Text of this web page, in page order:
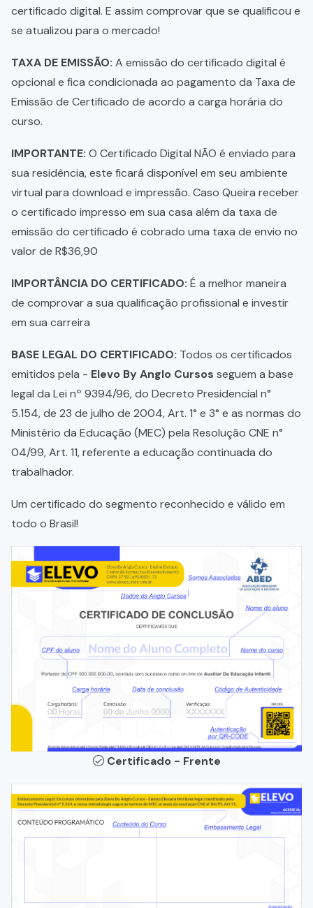
certificado digital. E assim comprovar que se qualificou e
se atualizou para o mercado!
TAXA DE EMISSÃO: A emissão do certificado digital é
opcional e fica condicionada ao pagamento da Taxa de
Emissão de Certificado de acordo a carga horária do
curso.
IMPORTANTE: O Certificado Digital NÃO é enviado para
sua residência, este ficará disponível em seu ambiente
virtual para download e impressão. Caso Queira receber
o certificado impresso em sua casa além da taxa de
emissão do certificado é cobrado uma taxa de envio no
valor de R$36,90
IMPORTÂNCIA DO CERTIFICADO: É a melhor maneira
de comprovar a sua qualificação profissional e investir
em sua carreira
BASE LEGAL DO CERTIFICADO: Todos os certificados
emitidos pela - Elevo By Anglo Cursos seguem a base
legal da Lei nº 9394/96, do Decreto Presidencial n°
5.154, de 23 de julho de 2004, Art. 1° e 3° e as normas do
Ministério da Educação (MEC) pela Resolução CNE n°
04/99, Art. 11, referente a educação continuada do
trabalhador.
Um certificado do segmento reconhecido e válido em
todo o Brasil!
Certificado - Frente